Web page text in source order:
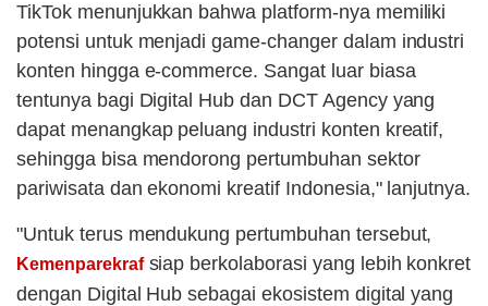
TikTok menunjukkan bahwa platform-nya memiliki
potensi untuk menjadi game-changer dalam industri
konten hingga e-commerce. Sangat luar biasa
tentunya bagi Digital Hub dan DCT Agency yang
dapat menangkap peluang industri konten kreatif,
sehingga bisa mendorong pertumbuhan sektor
pariwisata dan ekonomi kreatif Indonesia," lanjutnya.
"Untuk terus mendukung pertumbuhan tersebut,
Kemenparekrafsiap berkolaborasi yang lebih konkret
dengan Digital Hub sebagai ekosistem digital yang